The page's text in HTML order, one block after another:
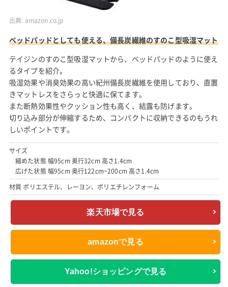
出典: amazon.co.jp
ベッドパッドとしても使える、備長炭繊維のすのこ型吸湿マット
テイジンのすのこ型吸湿マットから、ベッドパッドのように使え
るタイプを紹介。
吸湿効果や消臭効果の高い紀州備長炭繊維を使用しており、直置
きマットレスをさらっと快適に保てます。
また断熱効果性やクッション性も高く、結露も防げます。
切り込み部分が伸縮するため、コンパクトに収納できるのもうれ
しいポイントです。
サイズ
縮めた状態 幅95cm 奥行32cm 高さ1.4cm
広げた状態 幅95cm 奥行122cm~200cm 高さ1.4cm
材質 ポリエステル、レーヨン、ポリエチレンフォーム
楽天市場で見る
amazonで見る
Yahoo!ショッピングで見る